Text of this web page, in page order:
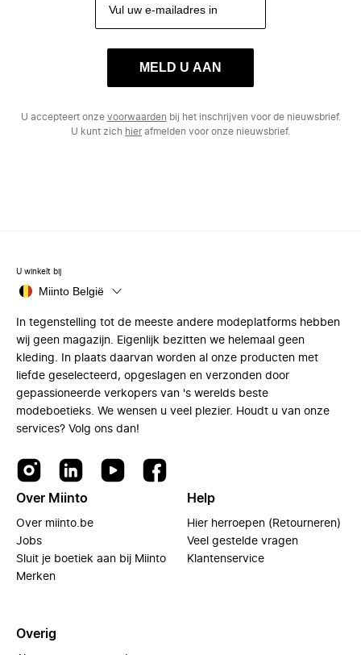
MELD U AAN
U accepteert onze voorwaarden bij het inschrijven voor de nieuwsbrief.
U kunt zich hierafmelden voor onze nieuwsbrief.
U winkelt bij
Miinto België
In tegenstelling tot de meeste andere modeplatforms hebben
wij geen magazijn. Eigenlijk bezitten we helemaal geen
kleding. In plaats daarvan worden al onze producten met
liefde geselecteerd, opgeslagen en verzonden door
gepassioneerde verkopers van 's werelds beste
modeboetieks. We wensen u veel plezier. Houdt u van onze
services? Volg ons dan!
Over Miinto
Over miinto.be
Jobs
Sluit je boetiek aan bij Miinto
Merken
Help
Hier herroepen (Retourneren)
Veel gestelde vragen
Klantenservice
Overig